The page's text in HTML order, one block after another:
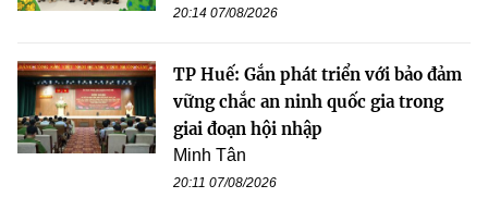
20:14 07/08/2026
TP Huế: Gắn phát triển với bảo đảm
vững chắc an ninh quốc gia trong
giai đoạn hội nhập
Minh Tân
20:11 07/08/2026